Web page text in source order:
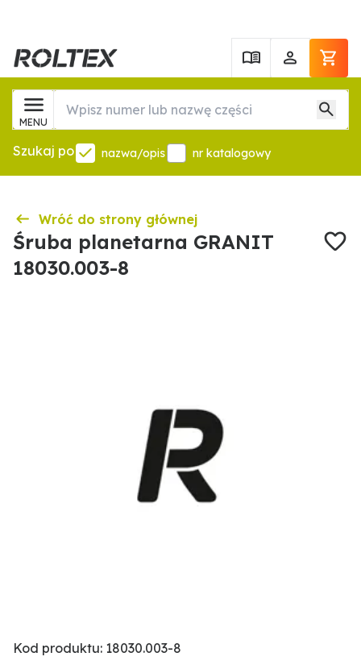
MENU
Szukaj po nazwa/opis nr katalogowy
Wróć do strony głównej
Śruba planetarna GRANIT
18030.003-8
Kod produktu: 18030.003-8